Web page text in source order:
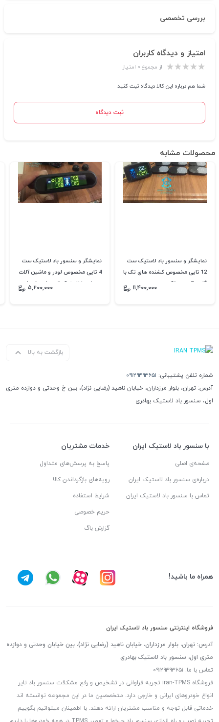
بررسی تخصصی
امتیاز و دیدگاه کاربران
از مجموع ۰ امتیاز
شما هم درباره این کالا دیدگاه ثبت کنید
ثبت دیدگاه
محصولات مشابه
نمایشگر و سنسور باد لاستیک ست
12 تایی مخصوص کشنده های تک با
گاری 3 محور تک
۱۱,۴۰۰,۰۰۰
نمایشگر و سنسور باد لاستیک ست
4 تایی مخصوص لودر و ماشین آلات
معدنی با لاستیک تیوبدار و تیوبلس
۵,۲۰۰,۰۰۰
بازگشت به بالا
شماره تلفن پشتیبانی: ۰۹۱۲۹۴۹۳۶۵۱
آدرس: تهران، بلوار مرزداران، خیابان ناهید (رضایی نژاد)، بین خ وحدتی و دوازده متری
اول، سنسور باد لاستیک بهادری
با سنسور باد لاستیک ایران
صفحه‌ی اصلی
درباره‌ی سنسور باد لاستیک ایران
تماس با سنسور باد لاستیک ایران
خدمات مشتریان
پاسخ به پرسش‌های متداول
رویه‌های بازگرداندن کالا
شرایط استفاده
حریم خصوصی
گزارش باگ
همراه ما باشید!
فروشگاه اینترنتی سنسور باد لاستیک ایران
آدرس: تهران، بلوار مرزداران، خیابان ناهید (رضایی نژاد)، بین خیابان وحدتی و دوازده
متری اول، سنسور باد لاستیک بهادری
تماس با ما: ۰۹۱۲۹۴۹۳۶۵۱
فروشگاه iran-TPMS تجربه فراوانی در تشخیص و رفع مشکلات سنسور باد تایر
انواع خودروهای ایرانی و خارجی دارد. متخصصین ما در این مجموعه توانسته اند
خدماتی قابل توجه و مناسب مشتریان ارائه دهند. با اطمینان میتوانیم بگوییم